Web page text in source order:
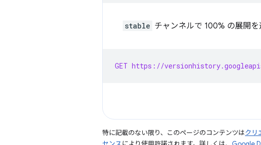
stable チャンネルで 100% の展開
GET https://
特に記載のない限り、このページのコンテンツはクリ